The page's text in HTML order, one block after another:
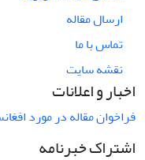
ارسال مقاله
تماس با ما
نقشه سایت
اخبار و اعلانات
فراخوان مقاله در مورد
اشتراک خبرنامه